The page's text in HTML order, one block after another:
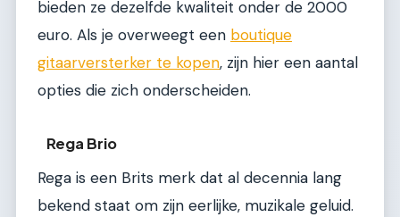
bieden ze dezelfde kwaliteit onder de 2000
euro. Als je overweegt een boutique
gitaarversterker te kopen, zijn hier een aantal
opties die zich onderscheiden.
Rega Brio
Rega is een Brits merk dat al decennia lang
bekend staat om zijn eerlijke, muzikale geluid.